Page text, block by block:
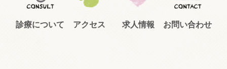
診療について アクセス 求人情報 お問い合わせ